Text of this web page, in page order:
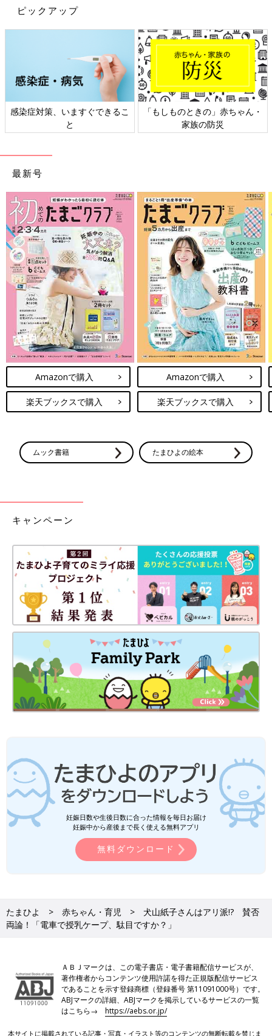
ピックアップ
感染症対策、いますぐできるこ
と
「もしものときの」赤ちゃん・
家族の防災
最新号
Amazonで購入
楽天ブックスで購入
Amazonで購入
楽天ブックスで購入
ムック書籍 たまひよの絵本
キャンペーン
妊娠日数や生後日数に合った情報を毎日お届け
妊娠中から産後まで長く使える無料アプリ
無料ダウンロード
たまひよ 赤ちゃん・育児
犬山紙子さんはアリ派!? 賛否
両論！「電車で授乳ケープ、駄目ですか？」
ＡＢＪマークは、この電子書店・電子書籍配信サービスが、
著作権者からコンテンツ使用許諾を得た正規版配信サービス
であることを示す登録商標（登録番号 第11091000号）です。
ABJマークの詳細、ABJマークを掲示しているサービスの一覧
はこちら→https://aebs.or.jp/
本サイトに掲載されている記事・写真・イラスト等のコンテンツの無断転載を禁じま